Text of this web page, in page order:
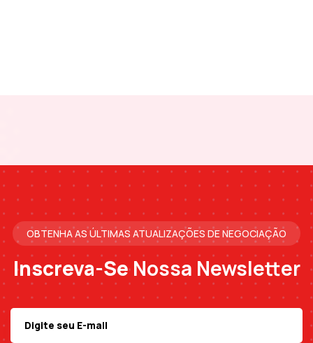
OBTENHA AS ÚLTIMAS ATUALIZAÇÕES DE NEGOCIAÇÃO
Inscreva-Se Nossa Newsletter